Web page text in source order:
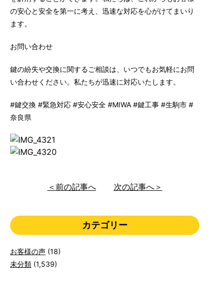
の安心と安全を第一に考え、迅速な対応を心がけてまいり
ます。
お問い合わせ
鍵の紛失や交換に関するご相談は、いつでもお気軽にお問
い合わせください。私たちが迅速に対応いたします。
#鍵交換 #緊急対応 #安心安全 #MIWA #鍵工事 #生駒市 #
奈良県
＜前の記事へ 次の記事へ＞
カテゴリー
お客様の声 (18)
未分類 (1,539)